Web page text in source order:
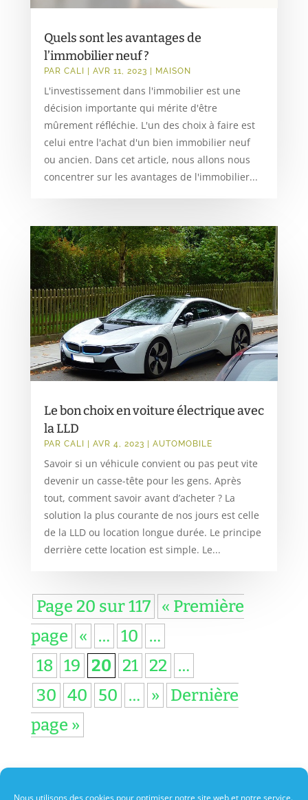
Nous utilisons des cookies pour optimiser notre site web et notre service.
Quels sont les avantages de
l’immobilier neuf ?
PAR CALI | AVR 11, 2023 | MAISON
L'investissement dans l'immobilier est une
décision importante qui mérite d'être
mûrement réfléchie. L'un des choix à faire est
celui entre l'achat d'un bien immobilier neuf
ou ancien. Dans cet article, nous allons nous
concentrer sur les avantages de l'immobilier...
Le bon choix en voiture électrique avec
la LLD
PAR CALI AVR 4, 2023 AUTOMOBILE
Savoir si un véhicule convient ou pas peut vite
devenir un casse-tête pour les gens. Après
tout, comment savoir avant d’acheter ? La
solution la plus courante de nos jours est celle
de la LLD ou location longue durée. Le principe
derrière cette location est simple. Le...
Page 20 sur 117
« Première
page
« … 10
…
18
19 20 21 22
…
30
40 50 … »
Dernière
page »